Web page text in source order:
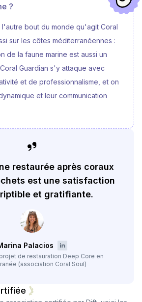
?
bout du monde qu'agit Coral
sur les côtes méditerranéennes :
de la faune marine est aussi un
Guardian s'y attaque avec
et de professionnalisme, et on
et leur communication
restaurée après coraux
est une satisfaction
et gratifiante.
Palacios
de restauration Deep Core en
(association Coral Soul)